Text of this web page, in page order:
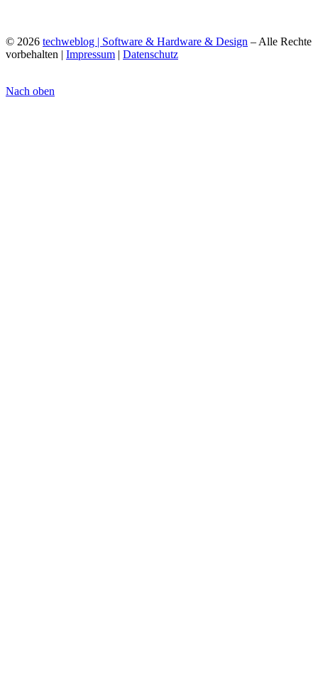
© 2026 techweblog | Software & Hardware & Design – Alle Rechte
vorbehalten | Impressum | Datenschutz
Nach oben